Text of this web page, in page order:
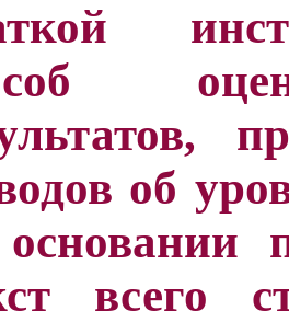
об
всего